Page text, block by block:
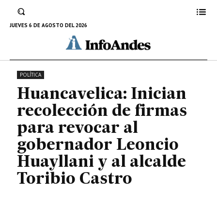
JUEVES 6 DE AGOSTO DEL 2026
gobernador Leoncio Huayllani y
al alcalde Toribio Castro
26 DE JULIO DE 2024
POLÍTICA
Huancavelica: Inician
recolección de firmas
para revocar al
gobernador Leoncio
Huayllani y al alcalde
Toribio Castro